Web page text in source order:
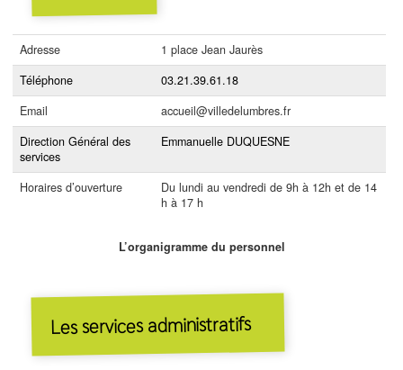
Adresse
1 place Jean Jaurès
Téléphone
03.21.39.61.18
Email
accueil@villedelumbres.fr
Direction Général des
services
Emmanuelle DUQUESNE
Horaires d’ouverture
Du lundi au vendredi de 9h à 12h et de 14
h à 17 h
L’organigramme du personnel
Les services administratifs